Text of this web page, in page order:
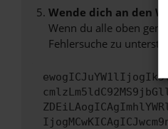
Wende dich an den
Wenn du alle oben
Fehlersuche zu